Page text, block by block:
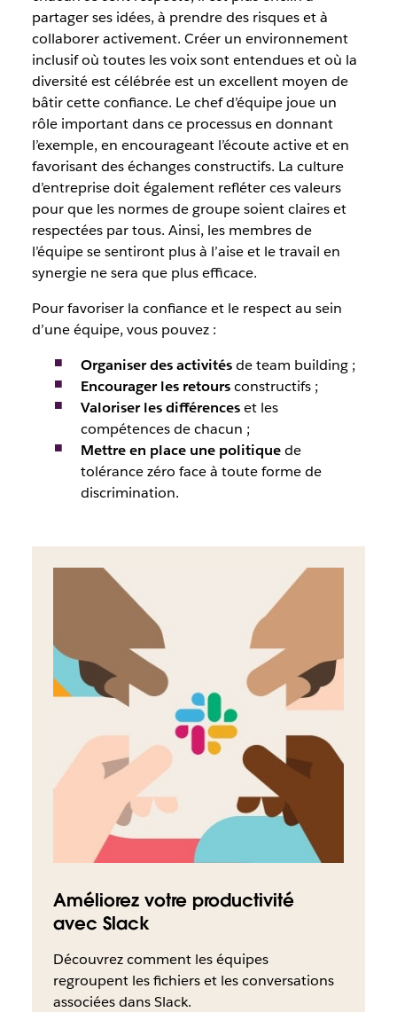
partager ses idées, à prendre des risques et à
collaborer activement. Créer un environnement
inclusif où toutes les voix sont entendues et où la
diversité est célébrée est un excellent moyen de
bâtir cette confiance. Le chef d’équipe joue un
rôle important dans ce processus en donnant
l’exemple, en encourageant l’écoute active et en
favorisant des échanges constructifs. La culture
d’entreprise doit également refléter ces valeurs
pour que les normes de groupe soient claires et
respectées par tous. Ainsi, les membres de
l’équipe se sentiront plus à l’aise et le travail en
synergie ne sera que plus efficace.
Pour favoriser la confiance et le respect au sein
d’une équipe, vous pouvez :
Organiser des activitésde team building ;
Encourager les retoursconstructifs ;
Valoriser les différenceset les
compétences de chacun ;
Mettre en place une politiquede
tolérance zéro face à toute forme de
discrimination.
Améliorez votre productivité
avec Slack
Découvrez comment les équipes
regroupent les fichiers et les conversations
associées dans Slack.